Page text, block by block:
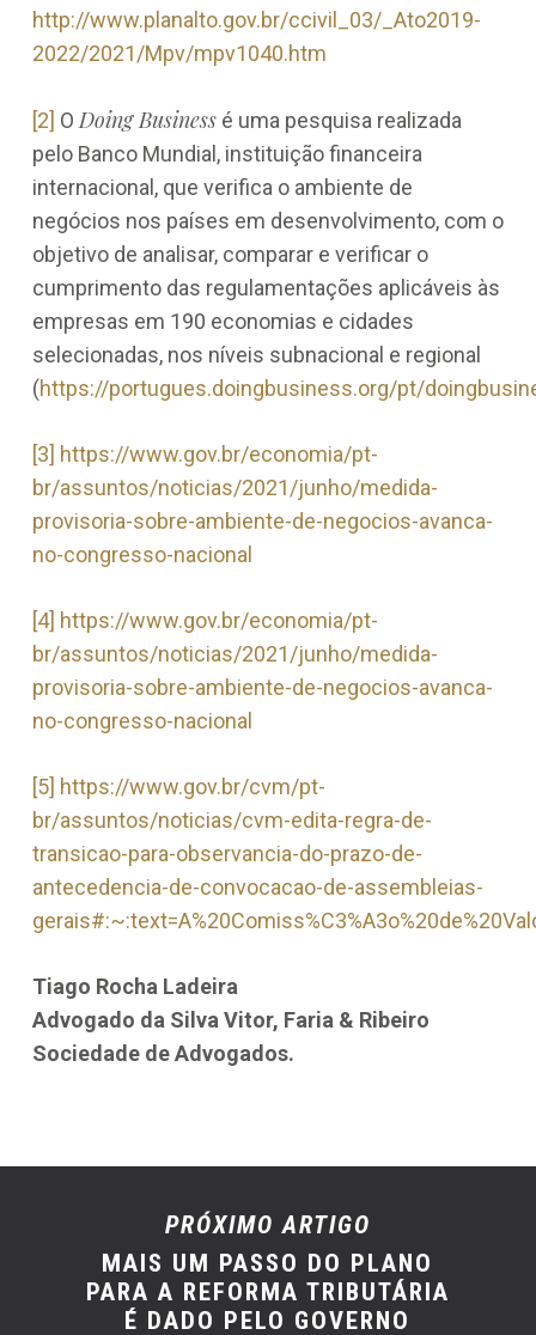
http://www.planalto.gov.br/ccivil_03/_Ato2019-
2022/2021/Mpv/mpv1040.htm
[2] O Doing Businessé uma pesquisa realizada
pelo Banco Mundial, instituição financeira
internacional, que verifica o ambiente de
negócios nos países em desenvolvimento, com o
objetivo de analisar, comparar e verificar o
cumprimento das regulamentações aplicáveis às
empresas em 190 economias e cidades
selecionadas, nos níveis subnacional e regional
(https://portugues.doingbusiness.org/pt/
[3] https://www.gov.br/economia/pt-
br/assuntos/noticias/2021/junho/medida-
provisoria-sobre-ambiente-de-negocios-avanca-
no-congresso-nacional
[4] https://www.gov.br/economia/pt-
br/assuntos/noticias/2021/junho/medida-
provisoria-sobre-ambiente-de-negocios-avanca-
no-congresso-nacional
[5] https://www.gov.br/cvm/pt-
br/assuntos/noticias/cvm-edita-regra-de-
transicao-para-observancia-do-prazo-de-
antecedencia-de-convocacao-de-assembleias-
Tiago Rocha Ladeira
Advogado da Silva Vitor, Faria & Ribeiro
Sociedade de Advogados.
PRÓXIMO ARTIGO
MAIS UM PASSO DO PLANO
PARA A REFORMA TRIBUTÁRIA
É DADO PELO GOVERNO